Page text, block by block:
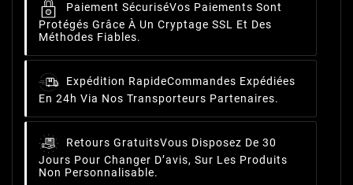
Paiement SécuriséVos Paiements Sont
Protégés Grâce À Un Cryptage SSL Et Des
Méthodes Fiables.
Expédition RapideCommandes Expédiées
En 24h Via Nos Transporteurs Partenaires.
Retours GratuitsVous Disposez De 30
Jours Pour Changer D’avis, Sur Les Produits
Non Personnalisable.